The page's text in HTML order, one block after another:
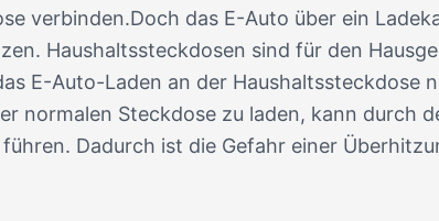
verbinden.Doch das E-Auto über ein
Haushaltssteckdosen sind für den
E-Auto-Laden an der Haushaltssteckdose
normalen Steckdose zu laden, kann durch
Dadurch ist die Gefahr einer